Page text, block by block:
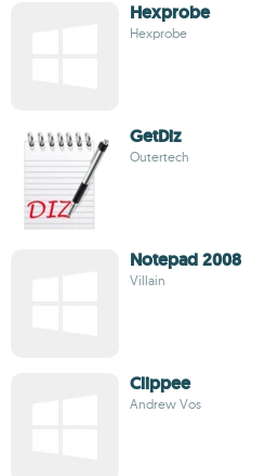
Hexprobe
Hexprobe
GetDiz
Outertech
Notepad 2008
Villain
Clippee
Andrew Vos